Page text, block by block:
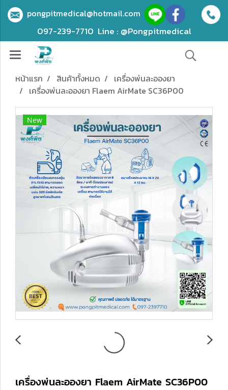
pongpitmedical@hotmail.com
097-239-7710 Line : @Pongpitmedical
หน้าแรก สินค้าทั้งหมด
เครื่องพ่นละอองยา
เครื่องพ่นละอองยา Flaem AirMate SC36P00
New
เครื่องพ่นละอองยา Flaem AirMate SC36P00